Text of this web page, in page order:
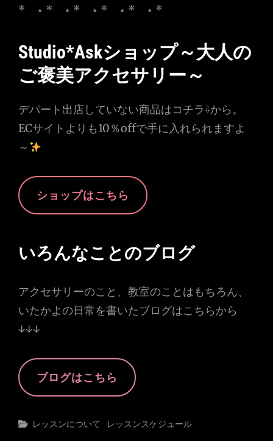
* ⋆ * ⋆ * ⋆ * ⋆ * ⋆ *
Studio*Askショップ～大人の
ご褒美アクセサリー～
デパート出店していない商品はコチラ⇩から。
ECサイトよりも10％offで手に入れられますよ
～
ショップはこちら
いろんなことのブログ
アクセサリーのこと、教室のことはもちろん、
いたかよの日常を書いたブログはこちらから
↓↓↓
ブログはこちら
Categories
レッスンについて レッスンスケジュール